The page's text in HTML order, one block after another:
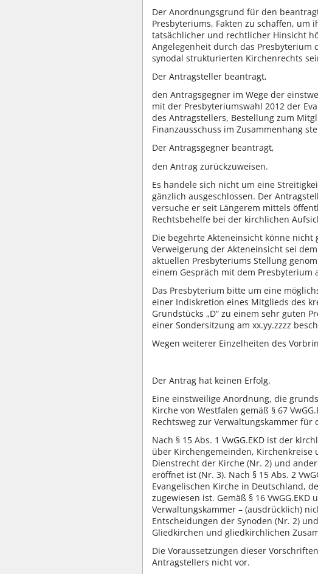
Der Anordnungsgrund für den
Presbyteriums, Fakten zu schaffen,
tatsächlicher und rechtlicher Hinsicht
Angelegenheit durch das Presbyterium
synodal strukturierten Kirchenrechts
Der Antragsteller beantragt,
den Antragsgegner im Wege der
mit der Presbyteriumswahl 2012 der
des Antragstellers, Bestellung zum
Finanzausschuss im Zusammenhang
Der Antragsgegner beantragt,
den Antrag zurückzuweisen.
Es handele sich nicht um eine
gänzlich ausgeschlossen. Der
versuche er seit Längerem mittels
Rechtsbehelfe bei der kirchlichen
Die begehrte Akteneinsicht könne
Verweigerung der Akteneinsicht sei
aktuellen Presbyteriums Stellung
einem Gespräch mit dem Presbyterium
Das Presbyterium bitte um eine
einer Indiskretion eines Mitglieds des
Grundstücks „D“ zu einem sehr guten
einer Sondersitzung am xx.yy.zzzz
Wegen weiterer Einzelheiten des
Der Antrag hat keinen Erfolg.
Eine einstweilige Anordnung, die
Kirche von Westfalen gemäß § 67
Rechtsweg zur Verwaltungskammer
Nach § 15 Abs. 1 VwGG.EKD ist der
über Kirchengemeinden,
Dienstrecht der Kirche (Nr. 2) und
eröffnet ist (Nr. 3). Nach § 15 Abs. 2
Evangelischen Kirche in Deutschland,
zugewiesen ist. Gemäß § 16
Verwaltungskammer – (ausdrücklich)
Entscheidungen der Synoden (Nr. 2)
Gliedkirchen und gliedkirchlichen
Die Voraussetzungen dieser
Antragstellers nicht vor.